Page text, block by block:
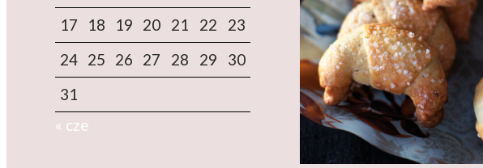
17
18 19 20 21 22
23
24 25 26 27 28 29
30
31
« cze